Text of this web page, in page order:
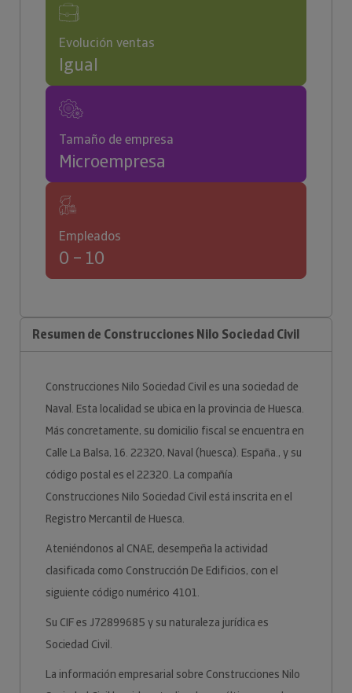
Evolución ventas
Igual
Tamaño de empresa
Microempresa
Empleados
0 – 10
Resumen de Construcciones Nilo Sociedad Civil
Construcciones Nilo Sociedad Civil es una sociedad de
Naval. Esta localidad se ubica en la provincia de Huesca.
Más concretamente, su domicilio fiscal se encuentra en
Calle La Balsa, 16. 22320, Naval (huesca). España., y su
código postal es el 22320. La compañía
Construcciones Nilo Sociedad Civil está inscrita en el
Registro Mercantil de Huesca.
Ateniéndonos al CNAE, desempeña la actividad
clasificada como Construcción De Edificios, con el
siguiente código numérico 4101.
Su CIF es J72899685 y su naturaleza jurídica es
Sociedad Civil.
La información empresarial sobre Construcciones Nilo